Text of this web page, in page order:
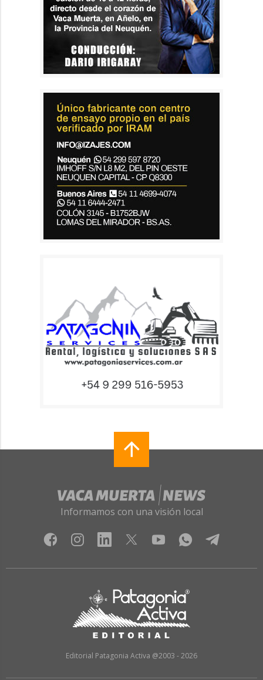
Informamos con una visión local
Editorial Patagonia Activa @2003 - 2026